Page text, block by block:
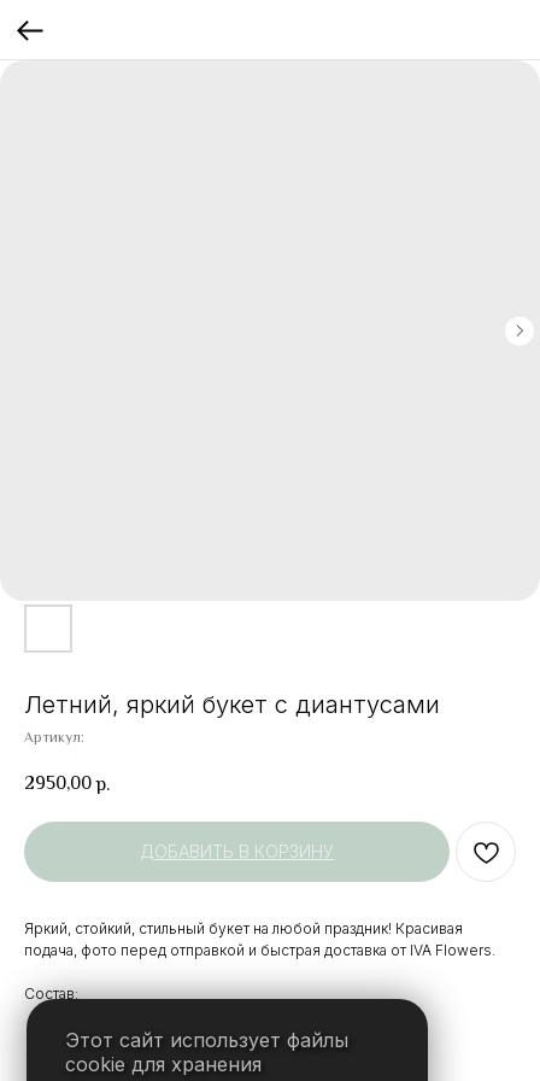
Летний, яркий букет с диантусами
Артикул:
2950,00 р.
ДОБАВИТЬ В КОРЗИНУ
Яркий, стойкий, стильный букет на любой праздник! Красивая
подача, фото перед отправкой и быстрая доставка от IVA Flowers.
Состав:
Диантус
Дизайнерская упаковка
Этот сайт использует файлы
cookie для хранения